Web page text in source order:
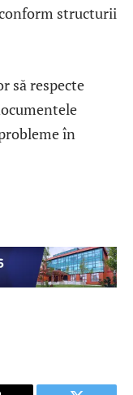
structurii
să respecte
în